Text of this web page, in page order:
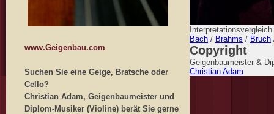
www.Geigenbau.com
Suchen Sie eine Geige, Bratsche oder
Cello?
Christian Adam, Geigenbaumeister und
Diplom-Musiker (Violine) berät Sie gerne
Bach / Brahms / Bruch
Copyright
Geigenbaumeister &
Christian Adam